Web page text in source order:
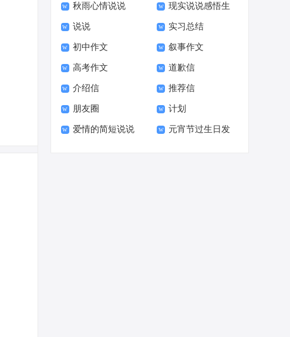
月你好说说 说朋友圈 女儿幼儿园
开学第一天朋友圈说
说
秋雨心情说说 现实说说感悟生
活短语
说说 实习总结
初中作文 叙事作文
高考作文 道歉信
介绍信 推荐信
朋友圈 计划
爱情的简短说说 元宵节过生日发